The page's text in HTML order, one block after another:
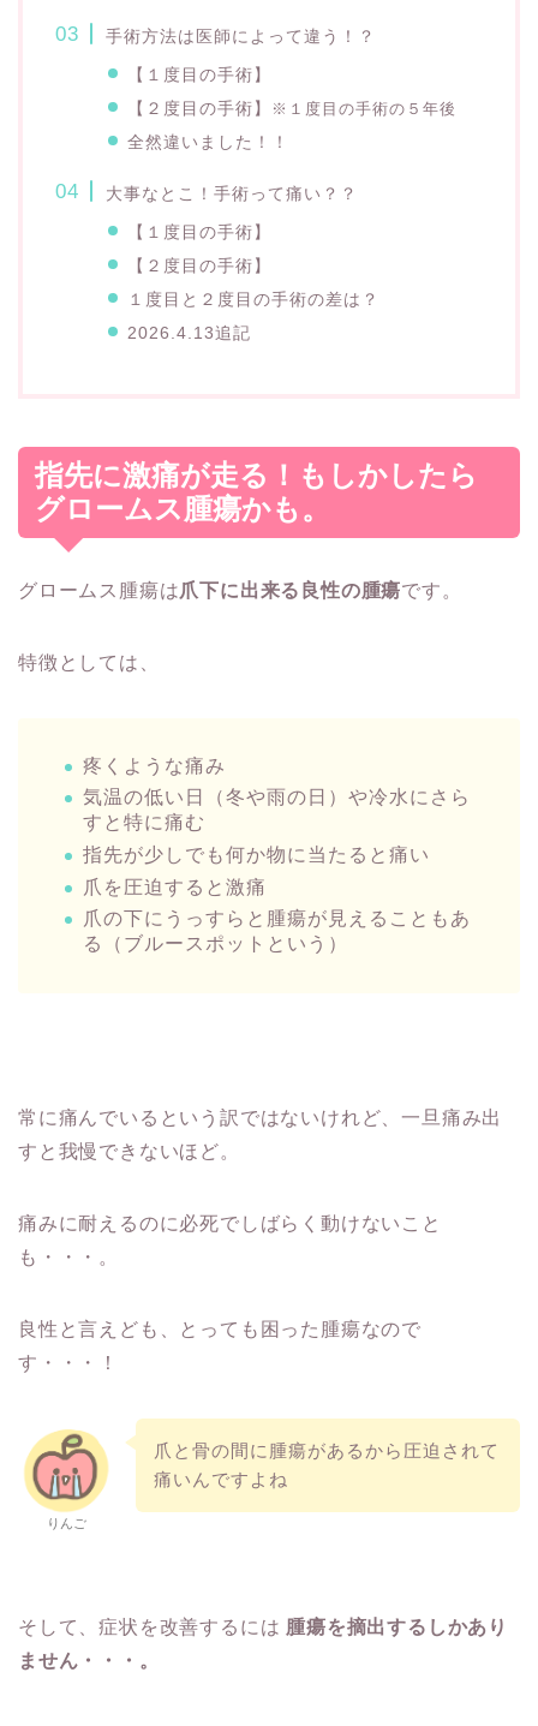
手術方法は医師によって違う！？
【１度目の手術】
【２度目の手術】
※１度目の手術の５年後
全然違いました！！
大事なとこ！手術って痛い？？
【１度目の手術】
【２度目の手術】
１度目と２度目の手術の差は？
2026.4.13追記
指先に激痛が走る！もしかしたら
グロームス腫瘍かも。
グロームス腫瘍は爪下に出来る良性の腫瘍です。
特徴としては、
疼くような痛み
気温の低い日（冬や雨の日）や冷水にさら
すと特に痛む
指先が少しでも何か物に当たると痛い
爪を圧迫すると激痛
爪の下にうっすらと腫瘍が見えることもあ
る（ブルースポットという）
常に痛んでいるという訳ではないけれど、一旦痛み出
すと我慢できないほど。
痛みに耐えるのに必死でしばらく動けないこと
も・・・。
良性と言えども、とっても困った腫瘍なので
す・・・！
りんご
爪と骨の間に腫瘍があるから圧迫されて
痛いんですよね
そして、症状を改善するには 腫瘍を摘出するしかあり
ません・・・。